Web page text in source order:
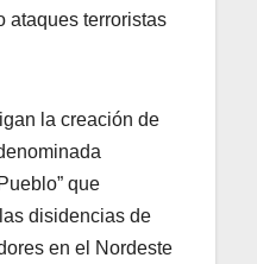
ataques terroristas
la creación de
que
disidencias de
en el Nordeste